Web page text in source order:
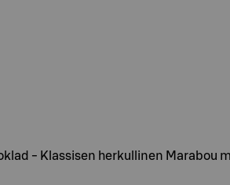
- Klassisen herkullinen Marabou